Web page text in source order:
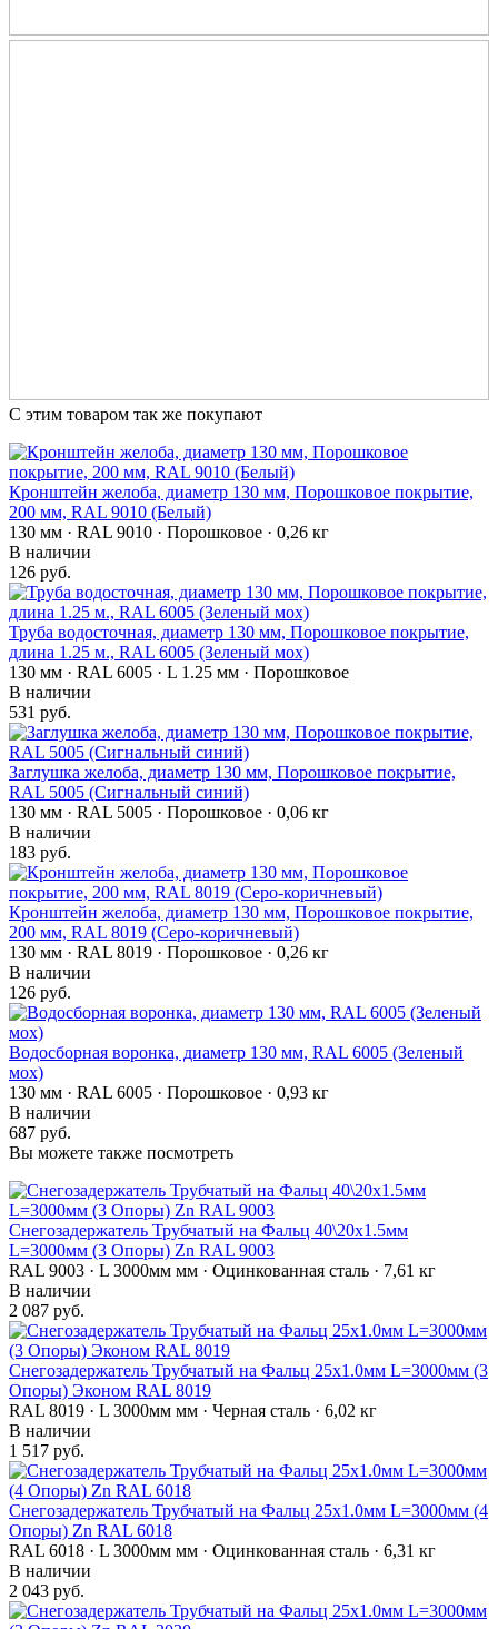
С этим товаром так же покупают
Кронштейн желоба, диаметр 130 мм, Порошковое покрытие,
200 мм, RAL 9010 (Белый)
130 мм · RAL 9010 · Порошковое · 0,26 кг
В наличии
126 руб.
Труба водосточная, диаметр 130 мм, Порошковое покрытие,
длина 1.25 м., RAL 6005 (Зеленый мох)
130 мм · RAL 6005 · L 1.25 мм · Порошковое
В наличии
531 руб.
Заглушка желоба, диаметр 130 мм, Порошковое покрытие,
RAL 5005 (Сигнальный синий)
130 мм · RAL 5005 · Порошковое · 0,06 кг
В наличии
183 руб.
Кронштейн желоба, диаметр 130 мм, Порошковое покрытие,
200 мм, RAL 8019 (Серо-коричневый)
130 мм · RAL 8019 · Порошковое · 0,26 кг
В наличии
126 руб.
Водосборная воронка, диаметр 130 мм, RAL 6005 (Зеленый
мох)
130 мм · RAL 6005 · Порошковое · 0,93 кг
В наличии
687 руб.
Вы можете также посмотреть
Снегозадержатель Трубчатый на Фальц 40\20х1.5мм
L=3000мм (3 Опоры) Zn RAL 9003
RAL 9003 · L 3000мм мм · Оцинкованная сталь · 7,61 кг
В наличии
2 087 руб.
Снегозадержатель Трубчатый на Фальц 25х1.0мм L=3000мм (3
Опоры) Эконом RAL 8019
RAL 8019 · L 3000мм мм · Черная сталь · 6,02 кг
В наличии
1 517 руб.
Снегозадержатель Трубчатый на Фальц 25х1.0мм L=3000мм (4
Опоры) Zn RAL 6018
RAL 6018 · L 3000мм мм · Оцинкованная сталь · 6,31 кг
В наличии
2 043 руб.